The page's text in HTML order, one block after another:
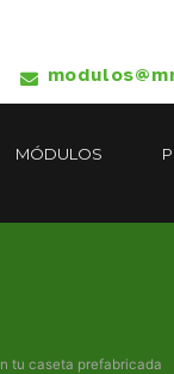
MÓDULOS
tu caseta prefabricada